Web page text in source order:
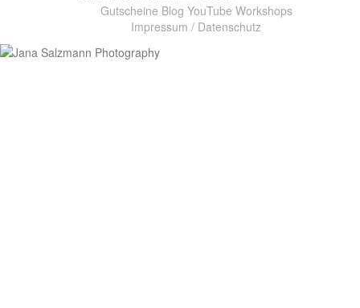
Gutscheine Blog YouTube Workshops
Impressum / Datenschutz